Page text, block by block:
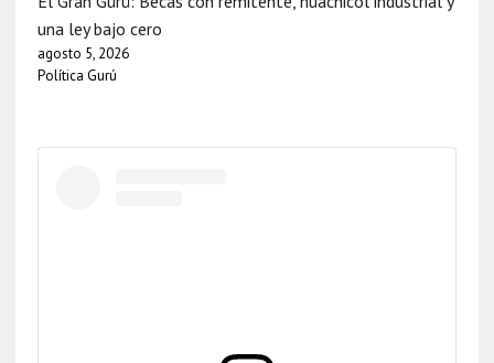
una ley bajo cero
agosto 5, 2026
Política Gurú